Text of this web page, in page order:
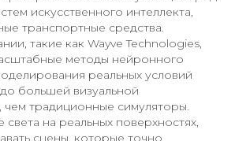
искусственного интеллекта,
транспортные средства.
такие как Wayve Technologies,
методы нейронного
реальных условий
большей визуальной
чем традиционные симуляторы.
света на реальных поверхностях,
сцены, которые точно